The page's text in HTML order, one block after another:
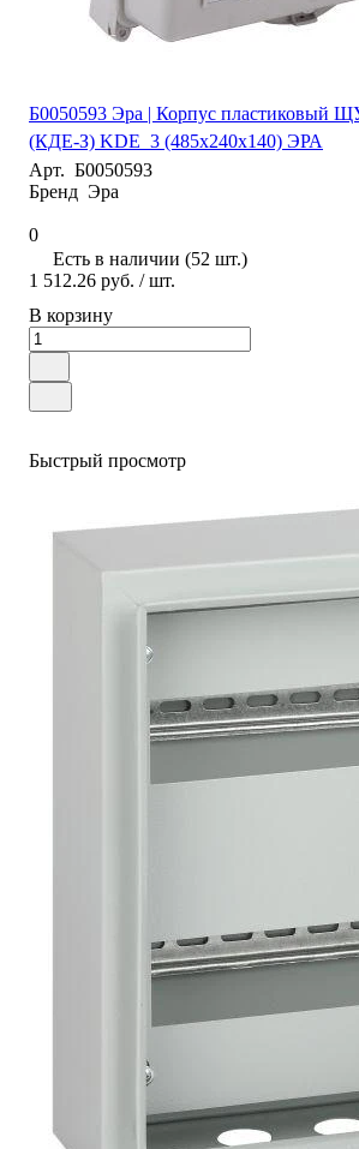
Б0050593 Эра | Корпус пластиковый
(КДЕ-З) KDE_3 (485х240х140) ЭРА
Арт. Б0050593
Бренд Эра
0
Есть в наличии (52 шт.)
1 512.26 руб. / шт.
В корзину
Быстрый просмотр